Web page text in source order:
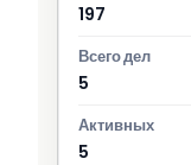
197
5
5